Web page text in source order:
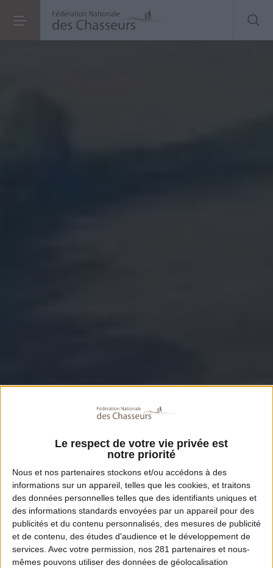
Le respect de votre vie privée est
notre priorité
Nous et nos partenaires stockons et/ou accédons à des
informations sur un appareil, telles que les cookies, et traitons
des données personnelles telles que des identifiants uniques et
des informations standards envoyées par un appareil pour des
publicités et du contenu personnalisés, des mesures de publicité
et de contenu, des études d'audience et le développement de
services. Avec votre permission, nos 281 partenaires et nous-
mêmes pouvons utiliser des données de géolocalisation